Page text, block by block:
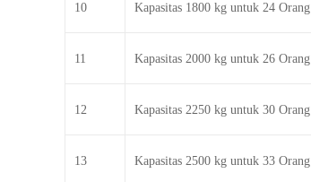
10 Kapasitas 1800 kg untuk 24 Orang
11 Kapasitas 2000 kg untuk 26 Orang
12 Kapasitas 2250 kg untuk 30 Orang
13 Kapasitas 2500 kg untuk 33 Orang